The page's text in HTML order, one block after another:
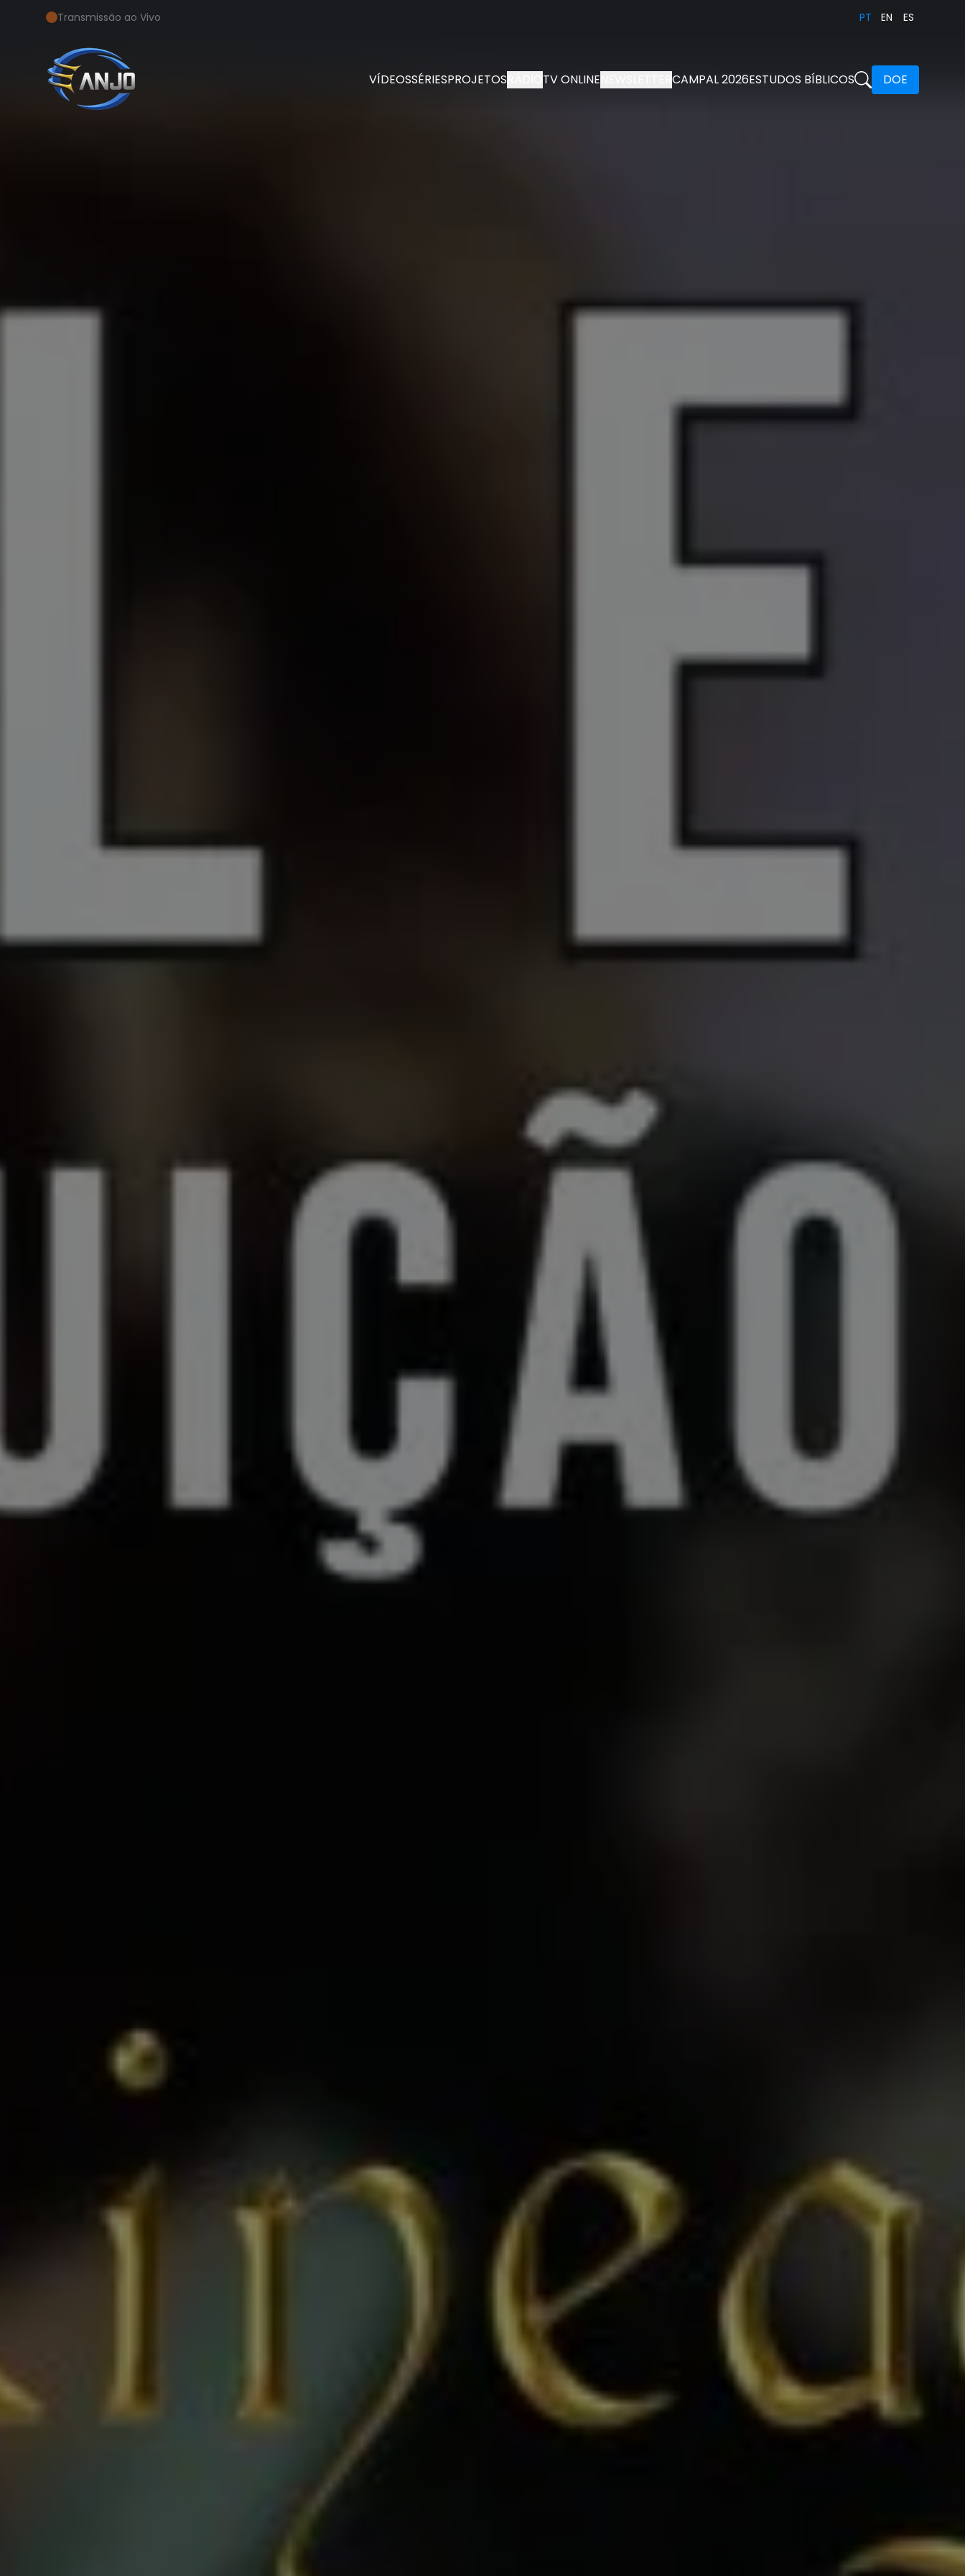
Transmissão ao Vivo PT EN ES
VÍDEOSSÉRIESPROJETOS TV ONLINE CAMPAL 2026ESTUDOS BÍBLICOS DOE